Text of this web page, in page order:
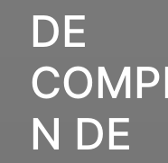
DE
N DE